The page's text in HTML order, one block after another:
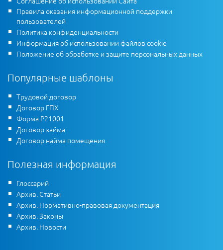
Правила оказания информационной поддержки
пользователей
Политика конфиденциальности
Информация об использовании файлов cookie
Положение об обработке и защите персональных данных
Популярные шаблоны
Трудовой договор
Договор ГПХ
Форма Р21001
Договор займа
Договор найма помещения
Полезная информация
Глоссарий
Архив. Статьи
Архив. Нормативно-правовая документация
Архив. Законы
Архив. Новости